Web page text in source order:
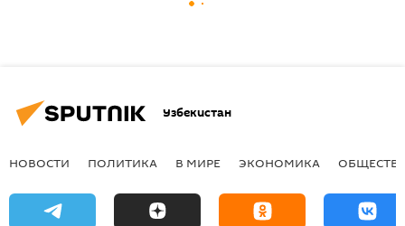
Узбекистан
НОВОСТИ ПОЛИТИКА В МИРЕ ЭКОНОМИКА